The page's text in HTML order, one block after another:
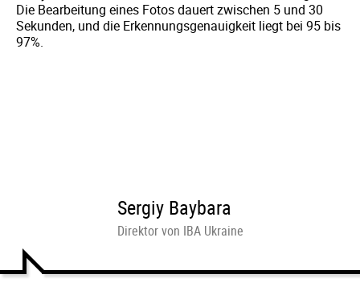
Die Bearbeitung eines Fotos dauert zwischen 5 und 30
Sekunden, und die Erkennungsgenauigkeit liegt bei 95 bis
97%.
Sergiy Baybara
Direktor von IBA Ukraine